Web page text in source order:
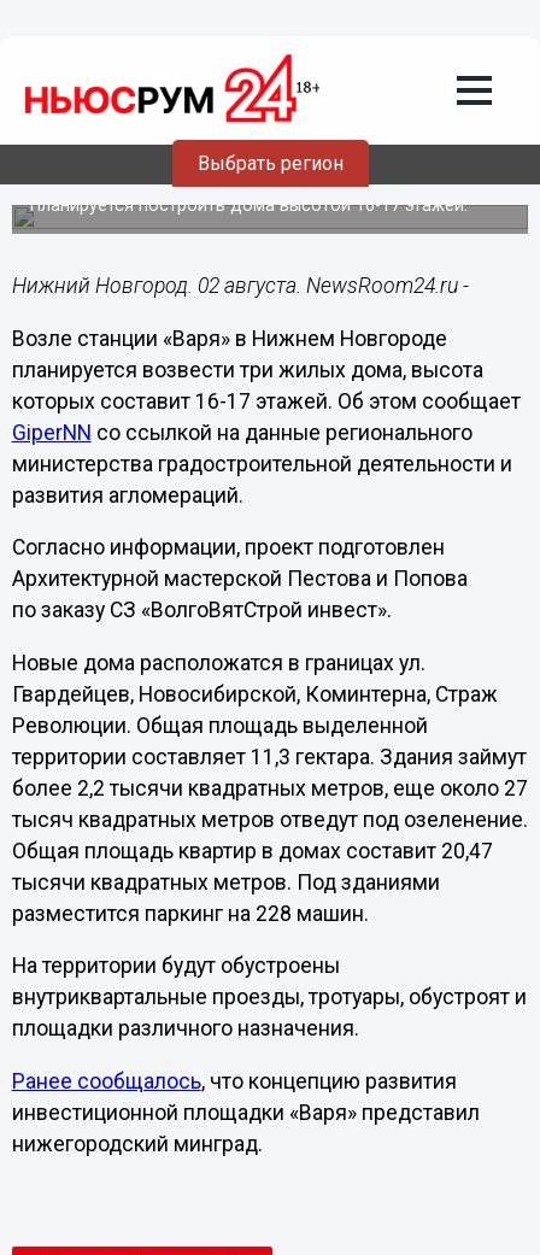
Выбрать регион
02.08.202320:14
Три высотки возведут возле станции
«Варя» в Нижнем Новгороде
Планируется построить дома высотой 16-17 этажей.
Нижний Новгород. 02 августа. NewsRoom24.ru -
Возле станции «Варя» в Нижнем Новгороде
планируется возвести три жилых дома, высота
которых составит 16-17 этажей. Об этом сообщает
GiperNN со ссылкой на данные регионального
министерства градостроительной деятельности и
развития агломераций.
Согласно информации, проект подготовлен
Архитектурной мастерской Пестова и Попова
по заказу СЗ «ВолгоВятСтрой инвест».
Новые дома расположатся в границах ул.
Гвардейцев, Новосибирской, Коминтерна, Страж
Революции. Общая площадь выделенной
территории составляет 11,3 гектара. Здания займут
более 2,2 тысячи квадратных метров, еще около 27
тысяч квадратных метров отведут под озеленение.
Общая площадь квартир в домах составит 20,47
тысячи квадратных метров. Под зданиями
разместится паркинг на 228 машин.
На территории будут обустроены
внутриквартальные проезды, тротуары, обустроят и
площадки различного назначения.
Ранее сообщалось, что концепцию развития
инвестиционной площадки «Варя» представил
нижегородский минград.